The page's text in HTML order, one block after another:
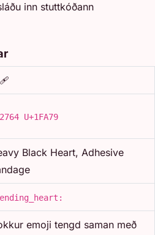
inn stuttkóðann
U+1FA79
Black Heart, Adhesive
emoji tengd saman með